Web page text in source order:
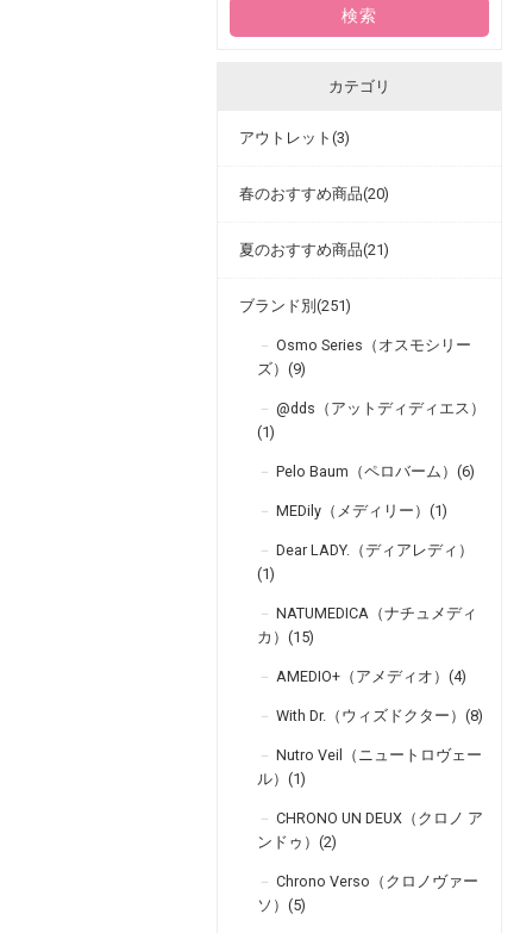
カテゴリ
アウトレット(3)
春のおすすめ商品(20)
夏のおすすめ商品(21)
ブランド別(251)
Osmo Series（オスモシリー
ズ）(9)
@dds（アットディディエス）
(1)
Pelo Baum（ペロバーム）(6)
MEDily（メディリー）(1)
Dear LADY.（ディアレディ）
(1)
NATUMEDICA（ナチュメディ
カ）(15)
AMEDIO+（アメディオ）(4)
With Dr.（ウィズドクター）(8)
Nutro Veil（ニュートロヴェー
ル）(1)
CHRONO UN DEUX（クロノ ア
ンドゥ）(2)
Chrono Verso（クロノヴァー
ソ）(5)